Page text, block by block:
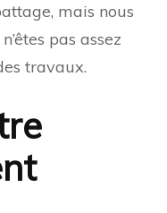
mais nous
pas assez
travaux.